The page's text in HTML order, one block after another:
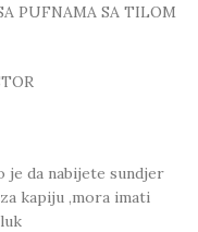
PUFNAMA SA TILOM
je da nabijete sundjer
kapiju ,mora imati